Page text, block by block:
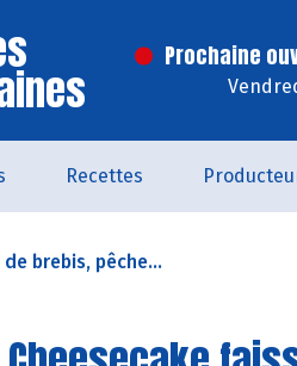
Prochaine
Recettes
brebis, pêche...